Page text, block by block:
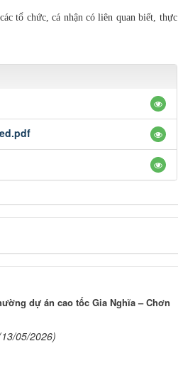
tổ chức, cá nhận có liên quan biết, thực
dự án cao tốc Gia Nghĩa – Chơn
05/2026)